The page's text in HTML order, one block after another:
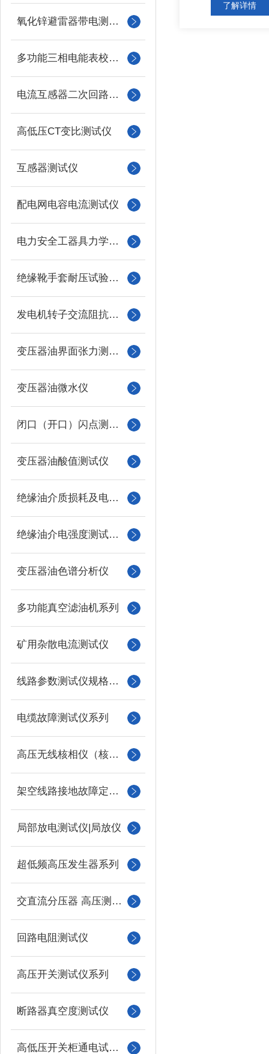
氧化锌避雷器带电测试仪（氧化锌避雷器测试仪）
多功能三相电能表校验仪
电流互感器二次回路负载测试仪
高低压CT变比测试仪
互感器测试仪
配电网电容电流测试仪
电力安全工器具力学性能试验机
绝缘靴手套耐压试验装置
发电机转子交流阻抗测试仪
变压器油界面张力测试仪
变压器油微水仪
闭口（开口）闪点测定仪
变压器油酸值测试仪
绝缘油介质损耗及电阻率测试仪
绝缘油介电强度测试仪系列
变压器油色谱分析仪
多功能真空滤油机系列
矿用杂散电流测试仪
线路参数测试仪规格型号
电缆故障测试仪系列
高压无线核相仪（核相器）
架空线路接地故障定位仪
局部放电测试仪|局放仪
超低频高压发生器系列
交直流分压器 高压测量仪
回路电阻测试仪
高压开关测试仪系列
断路器真空度测试仪
高低压开关柜通电试验台
了解详情